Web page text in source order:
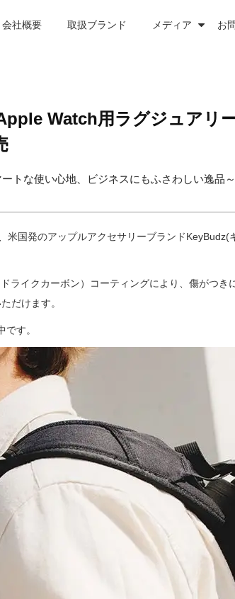
会社概要 取扱ブランド メディア お
Watch用ラグジュアリ
トな使い心地、ビジネスにもふさわしい逸品～
国発のアップルアクセサリーブランドKeyBudz(
イクカーボン）コーティングにより、傷がつき
だけます。
です。